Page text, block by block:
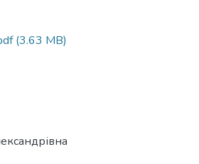
(3.63 MB)